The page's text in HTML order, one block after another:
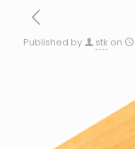
Published by stk on